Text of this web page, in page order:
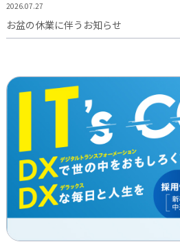
2026.07.27
お盆の休業に伴うお知らせ
日本電通グループ、食品事業へ新た
郎商店をグループ会社化し食品製造事
2026.06.16
新卒10期生 辞令交付式を行いました
2026.05.28
現場に新たな活気を！NDTEC株式会社
🔧